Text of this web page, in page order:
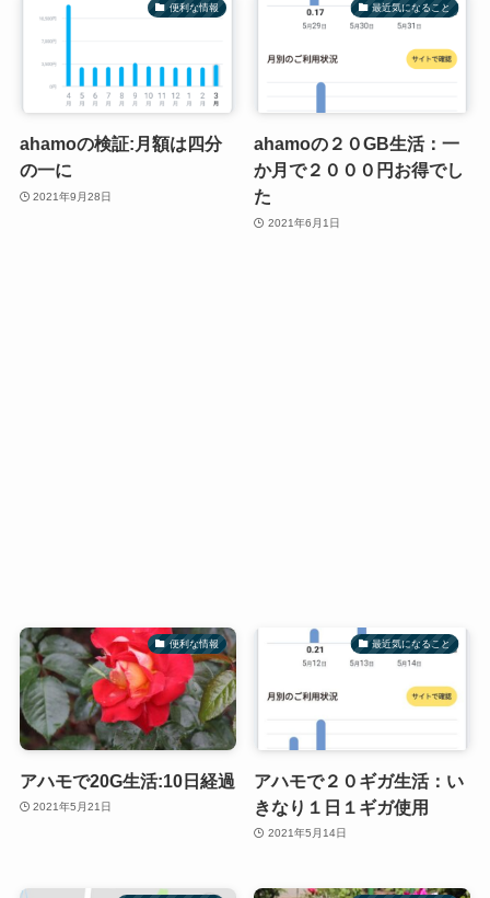
便利な情報
ahamoの検証:月額は四分
の一に
2021年9月28日
最近気になること
ahamoの２０GB生活：一
か月で２０００円お得でし
た
2021年6月1日
便利な情報
アハモで20G生活:10日経過
2021年5月21日
最近気になること
アハモで２０ギガ生活：い
きなり１日１ギガ使用
2021年5月14日